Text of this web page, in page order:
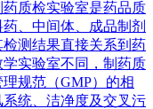
质检实验室是药品质
、中间体、成品制剂
测结果直接关系到药
实验室不同，制药质
规范（GMP）的相
统、洁净度及交叉污